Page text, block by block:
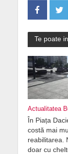
Te poate
Actualitatea
În Piața
costă mai
reabilitarea.
doar cu